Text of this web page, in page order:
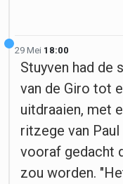
29 Mei 18:00
Stuyven had de
van de Giro tot
uitdraaien, met
ritzege van Paul
vooraf gedacht
zou worden.